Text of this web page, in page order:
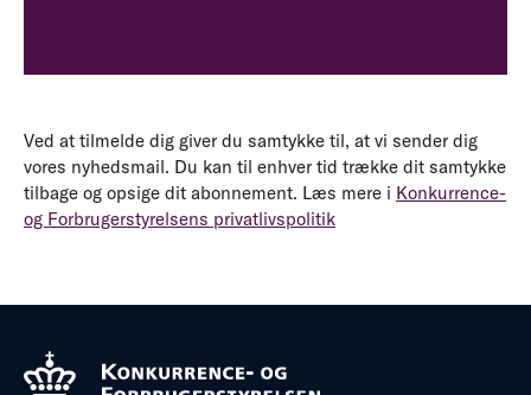
Ved at tilmelde dig giver du samtykke til, at vi sender dig
vores nyhedsmail. Du kan til enhver tid trække dit samtykke
tilbage og opsige dit abonnement. Læs mere i Konkurrence-
og Forbrugerstyrelsens privatlivspolitik